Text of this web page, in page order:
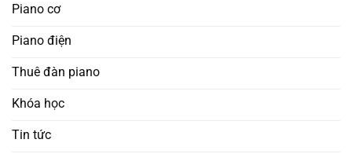
Piano cơ
Piano điện
Thuê đàn piano
Khóa học
Tin tức